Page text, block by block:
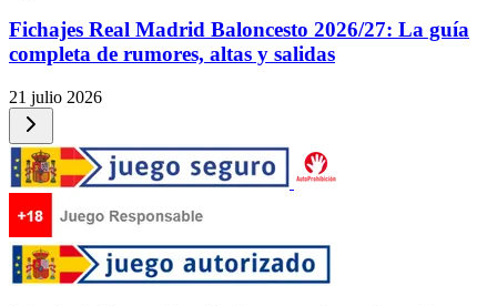
Fichajes Real Madrid Baloncesto 2026/27: La guía
completa de rumores, altas y salidas
21 julio 2026